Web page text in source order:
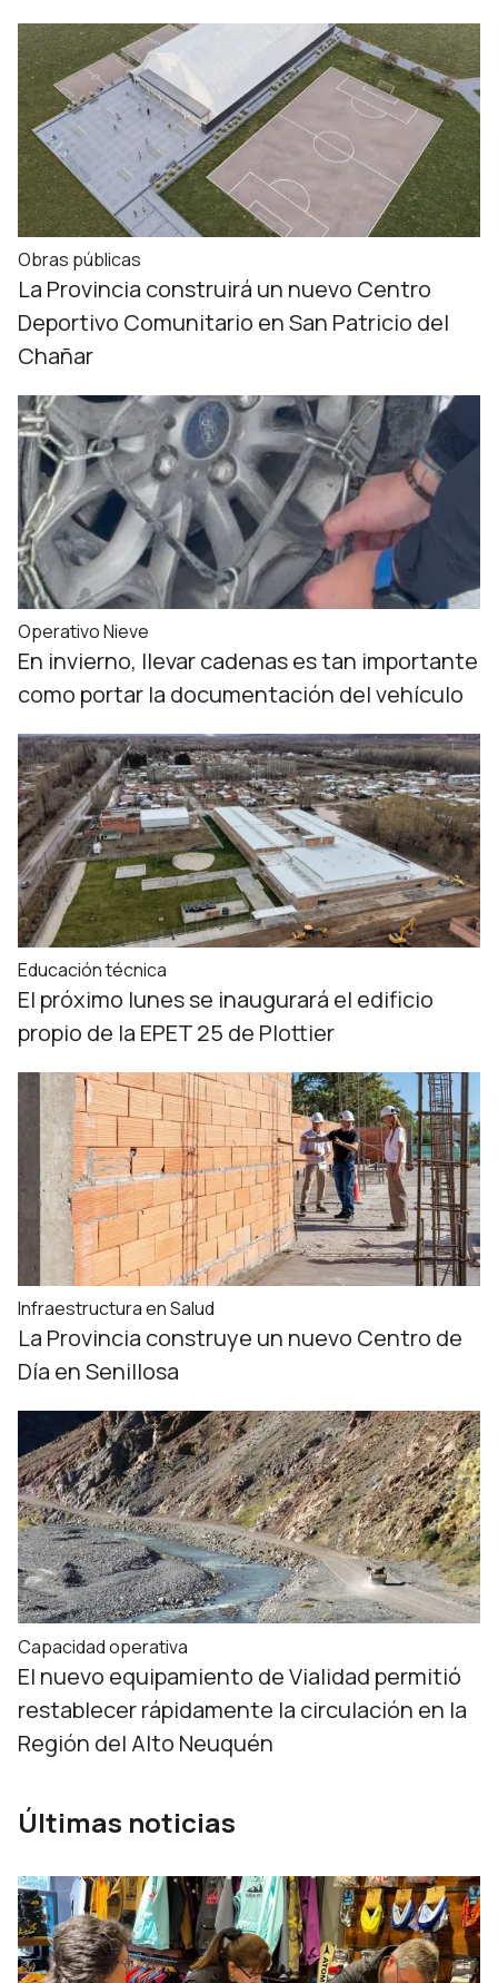
Obras públicas
La Provincia construirá un nuevo Centro
Deportivo Comunitario en San Patricio del
Chañar
Operativo Nieve
En invierno, llevar cadenas es tan importante
como portar la documentación del vehículo
Educación técnica
El próximo lunes se inaugurará el edificio
propio de la EPET 25 de Plottier
Infraestructura en Salud
La Provincia construye un nuevo Centro de
Día en Senillosa
Capacidad operativa
El nuevo equipamiento de Vialidad permitió
restablecer rápidamente la circulación en la
Región del Alto Neuquén
Últimas noticias